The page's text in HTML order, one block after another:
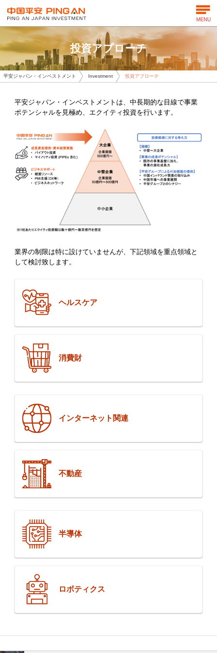
投資アプローチ
平安ジャパン・インベストメント Investment 投資アプローチ
平安ジャパン・インベストメントは、中長期的な目線で事業
ポテンシャルを見極め、エクイティ投資を行います。
業界の制限は特に設けていませんが、下記領域を重点領域と
して検討致します。
ヘルスケア
消費財
インターネット関連
不動産
半導体
ロボティクス